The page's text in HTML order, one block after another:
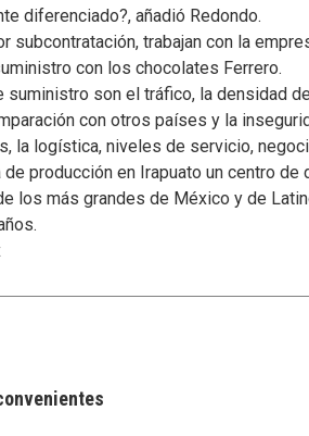
diferenciado?, añadió Redondo.
subcontratación, trabajan con la
con los chocolates Ferrero.
suministro son el tráfico, la densidad
con otros países y la
la logística, niveles de servicio,
producción en Irapuato un centro
los más grandes de México y de